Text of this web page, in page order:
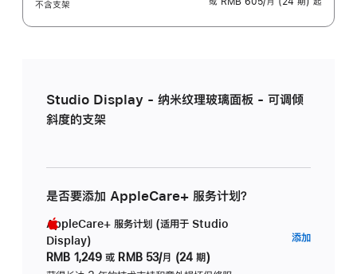
不含支架
Studio Display - 纳米纹理玻璃面板 - 可调倾
斜度的支架
是否要添加 AppleCare+ 服务计划？
AppleCare+ 服务计划 (适用于 Studio
Display)
RMB 1,249 或 RMB 53/月 (24 期)
添加